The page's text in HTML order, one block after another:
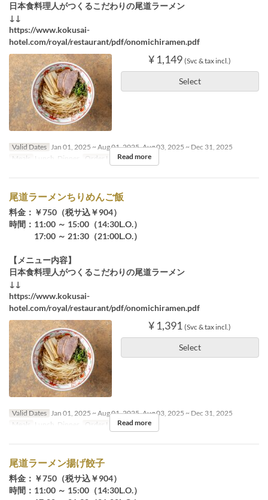
日本食料理人がつくるこだわりの尾道ラーメン
↓↓
https://www.kokusai-
hotel.com/royal/restaurant/pdf/onomichiramen.pdf
¥ 1,149 (Svc & tax incl.)
Select
Valid Dates
Jan 01, 2025 ~ Aug 01, 2025, Aug 03, 2025 ~ Dec 31, 2025
Meals
Lunch, Dinner Order Limit ~ 4
Read more
尾道ラーメンちりめんご飯
料金：￥750（税サ込￥904）
時間：11:00 ～ 15:00（14:30L.O.）
17:00 ～ 21:30（21:00L.O.）
【メニュー内容】
日本食料理人がつくるこだわりの尾道ラーメン
↓↓
https://www.kokusai-
hotel.com/royal/restaurant/pdf/onomichiramen.pdf
¥ 1,391 (Svc & tax incl.)
Select
Valid Dates
Jan 01, 2025 ~ Aug 01, 2025, Aug 03, 2025 ~ Dec 31, 2025
Meals
Lunch, Dinner Order Limit ~ 4
Read more
尾道ラーメン揚げ餃子
料金：￥750（税サ込￥904）
時間：11:00 ～ 15:00（14:30L.O.）